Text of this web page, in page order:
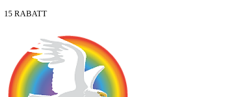
15 RABATT